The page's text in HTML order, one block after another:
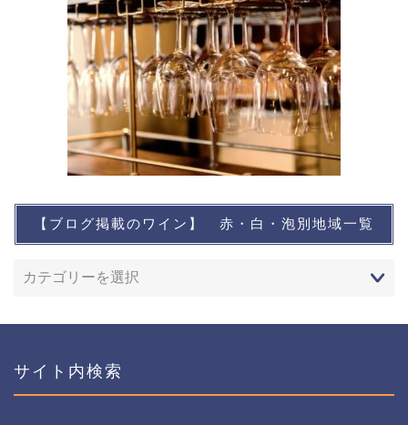
【ブログ掲載のワイン】 赤・白・泡別地域一覧
サイト内検索
想い出に残るワイン